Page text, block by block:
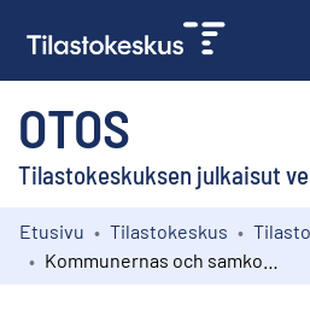
OTOS
Tilastokeskuksen julkaisut
Kokoelmat
Etusivu Tilastokeskus